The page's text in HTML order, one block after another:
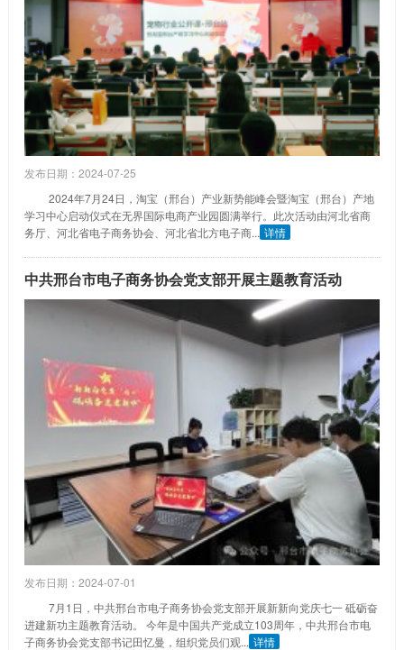
发布日期：2024-07-25
2024年7月24日，淘宝（邢台）产业新势能峰会暨淘宝（邢台）产地
学习中心启动仪式在无界国际电商产业园圆满举行。此次活动由河北省商
务厅、河北省电子商务协会、河北省北方电子商... 详情
中共邢台市电子商务协会党支部开展主题教育活动
发布日期：2024-07-01
7月1日，中共邢台市电子商务协会党支部开展新新向党庆七一 砥砺奋
进建新功主题教育活动。 今年是中国共产党成立103周年，中共邢台市电
子商务协会党支部书记田忆曼，组织党员们观... 详情